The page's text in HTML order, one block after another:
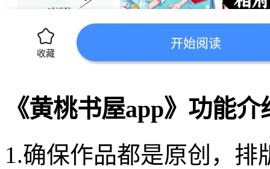
《黄桃书屋app》功能介
1.确保作品都是原创，